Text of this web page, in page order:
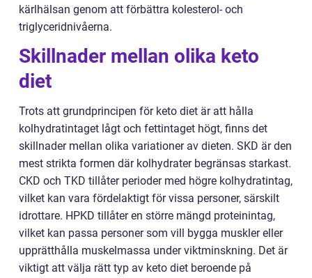
kärlhälsan genom att förbättra kolesterol- och
triglyceridnivåerna.
Skillnader mellan olika keto
diet
Trots att grundprincipen för keto diet är att hålla
kolhydratintaget lågt och fettintaget högt, finns det
skillnader mellan olika variationer av dieten. SKD är den
mest strikta formen där kolhydrater begränsas starkast.
CKD och TKD tillåter perioder med högre kolhydratintag,
vilket kan vara fördelaktigt för vissa personer, särskilt
idrottare. HPKD tillåter en större mängd proteinintag,
vilket kan passa personer som vill bygga muskler eller
upprätthålla muskelmassa under viktminskning. Det är
viktigt att välja rätt typ av keto diet beroende på